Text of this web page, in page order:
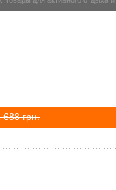
688 грн.